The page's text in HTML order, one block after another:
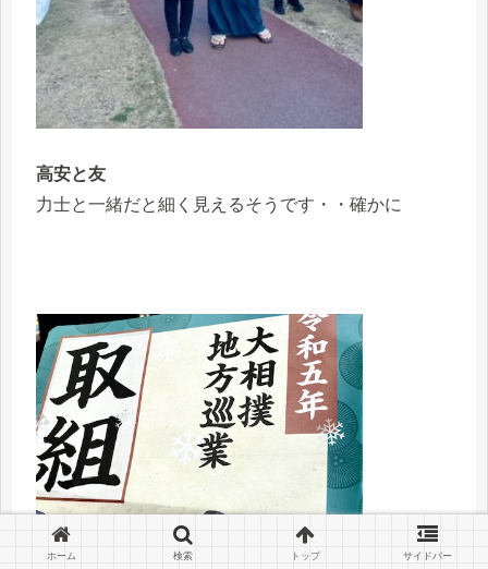
高安と友
力士と一緒だと細く見えるそうです・・確かに
ホーム 検索 トップ サイドバー